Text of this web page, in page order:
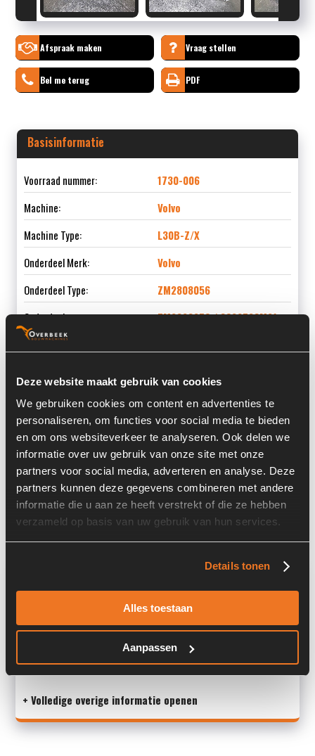
Deze website maakt gebruik van cookies
We gebruiken cookies om content en advertenties te
personaliseren, om functies voor social media te bieden
en om ons websiteverkeer te analyseren. Ook delen we
informatie over uw gebruik van onze site met onze
partners voor social media, adverteren en analyse. Deze
partners kunnen deze gegevens combineren met andere
informatie die u aan ze heeft verstrekt of die ze hebben
verzameld op basis van uw gebruik van hun services.
Details tonen
Alles toestaan
Aanpassen
Afspraak maken Vraag stellen
Bel me terug PDF
Basisinformatie
Voorraad nummer:
1730-006
Machine:
Volvo
Machine Type:
L30B-Z/X
Onderdeel Merk:
Volvo
Onderdeel Type:
ZM2808056
Onderdeel nummer:
ZM2808056 / 3622728M91
Locatie:
4B17B
Serienummer:
Past op de volgende machines:
Volvo L 30 B-Z / X
Nederland
Stock number: 1730-006
Type 1: ZM2808056
S/N: 02/10
+ Volledige overige informatie openen